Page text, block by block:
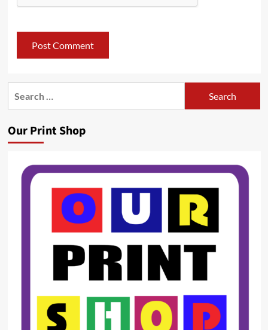
Our Print Shop